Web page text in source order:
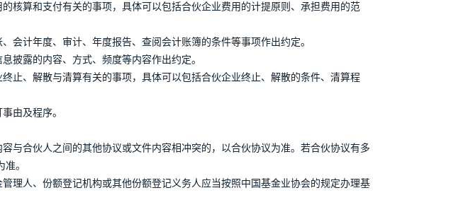
核算和支付有关的事项，具体可以包括合伙企业费用的计提原则、承担费用的范
会计年度、审计、年度报告、查阅会计账簿的条件等事项作出约定。
披露的内容、方式、频度等内容作出约定。
止、解散与清算有关的事项，具体可以包括合伙企业终止、解散的条件、清算程
由及程序。
与合伙人之间的其他协议或文件内容相冲突的，以合伙协议为准。若合伙协议有多
。
理人、份额登记机构或其他份额登记义务人应当按照中国基金业协会的规定办理基